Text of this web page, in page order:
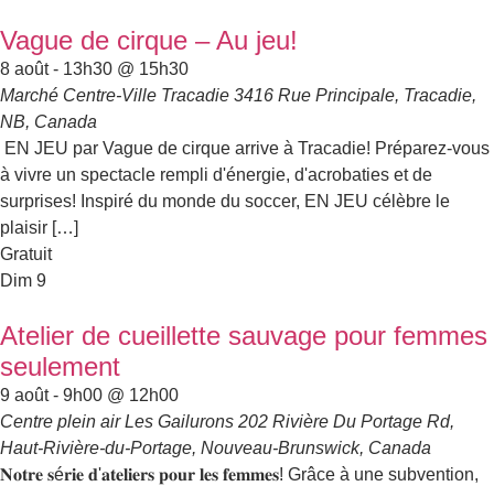
Vague de cirque – Au jeu!
8 août - 13h30 @ 15h30
Marché Centre-Ville Tracadie 3416 Rue Principale, Tracadie,
NB, Canada
EN JEU par Vague de cirque arrive à Tracadie! Préparez-vous
à vivre un spectacle rempli d'énergie, d'acrobaties et de
surprises! Inspiré du monde du soccer, EN JEU célèbre le
plaisir […]
Gratuit
Dim 9
Atelier de cueillette sauvage pour femmes
seulement
9 août - 9h00 @ 12h00
Centre plein air Les Gailurons 202 Rivière Du Portage Rd,
Haut-Rivière-du-Portage, Nouveau-Brunswick, Canada
𝐍𝐨𝐭𝐫𝐞 𝐬é𝐫𝐢𝐞 𝐝'𝐚𝐭𝐞𝐥𝐢𝐞𝐫𝐬 𝐩𝐨𝐮𝐫 𝐥𝐞𝐬 𝐟𝐞𝐦𝐦𝐞𝐬! Grâce à une subvention,